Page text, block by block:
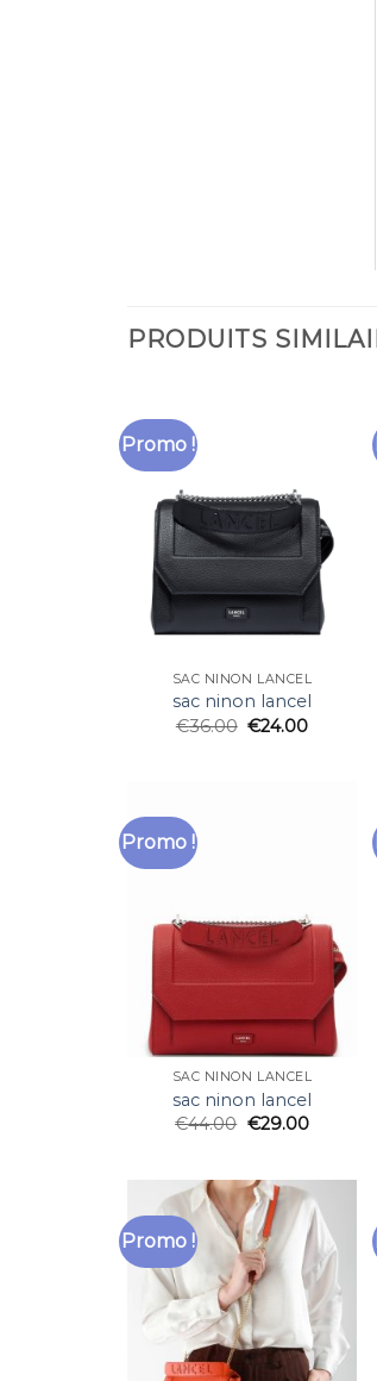
PRODUITS
Promo !
SAC NINON LANCEL
sac ninon lancel
€36.00 €24.00
Promo !
SAC NINON LANCEL
sac ninon lancel
€44.00 €29.00
Promo !